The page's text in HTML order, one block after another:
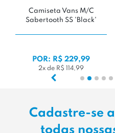
Camiseta Vans M/C
Sabertooth SS 'Black'
POR: R$ 229,99
2x de R$ 114,99
Cadastre-se
todas